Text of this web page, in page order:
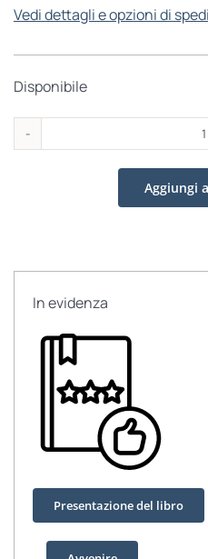
Vedi dettagli e opzioni di
Disponibile
Aggiungi
In evidenza
Presentazione del libro